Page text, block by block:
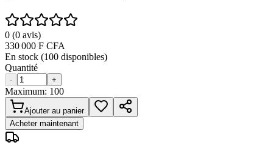
0 (0 avis)
330 000 F CFA
En stock (100 disponibles)
Quantité
- +
Maximum: 100
Ajouter au panier
Acheter maintenant